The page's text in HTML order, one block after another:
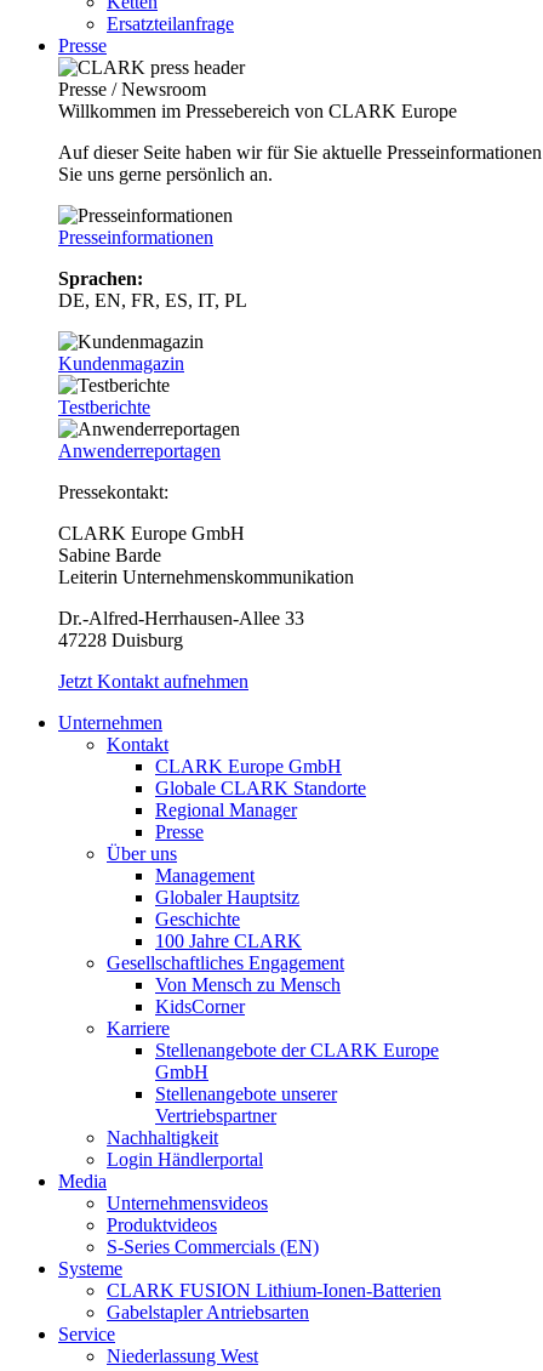
Ersatzteilanfrage
Presse
Presse / Newsroom
Willkommen im Pressebereich von CLARK Europe
Auf dieser Seite haben wir für Sie aktuelle
Sie uns gerne persönlich an.
Presseinformationen
Sprachen:
DE, EN, FR, ES, IT, PL
Kundenmagazin
Testberichte
Anwenderreportagen
Pressekontakt:
CLARK Europe GmbH
Sabine Barde
Leiterin Unternehmenskommunikation
Dr.-Alfred-Herrhausen-Allee 33
47228 Duisburg
Jetzt Kontakt aufnehmen
Unternehmen
Kontakt
CLARK Europe GmbH
Globale CLARK Standorte
Regional Manager
Presse
Über uns
Management
Globaler Hauptsitz
Geschichte
100 Jahre CLARK
Gesellschaftliches Engagement
Von Mensch zu Mensch
KidsCorner
Karriere
Stellenangebote der CLARK Europe
GmbH
Stellenangebote unserer
Vertriebspartner
Nachhaltigkeit
Login Händlerportal
Media
Unternehmensvideos
Produktvideos
S-Series Commercials (EN)
Systeme
CLARK FUSION Lithium-Ionen-Batterien
Gabelstapler Antriebsarten
Service
Niederlassung West